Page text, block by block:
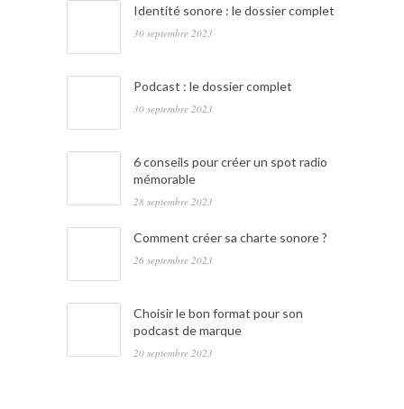
Identité sonore : le dossier complet
30 septembre 2023
Podcast : le dossier complet
30 septembre 2023
6 conseils pour créer un spot radio
mémorable
28 septembre 2023
Comment créer sa charte sonore ?
26 septembre 2023
Choisir le bon format pour son
podcast de marque
20 septembre 2023